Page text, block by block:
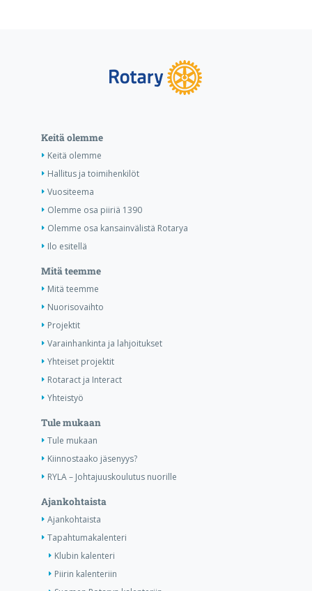
Keitä olemme
Keitä olemme
Hallitus ja toimihenkilöt
Vuositeema
Olemme osa piiriä 1390
Olemme osa kansainvälistä Rotarya
Ilo esitellä
Mitä teemme
Mitä teemme
Nuorisovaihto
Projektit
Varainhankinta ja lahjoitukset
Yhteiset projektit
Rotaract ja Interact
Yhteistyö
Tule mukaan
Tule mukaan
Kiinnostaako jäsenyys?
RYLA – Johtajuuskoulutus nuorille
Ajankohtaista
Ajankohtaista
Tapahtumakalenteri
Klubin kalenteri
Piirin kalenteriin